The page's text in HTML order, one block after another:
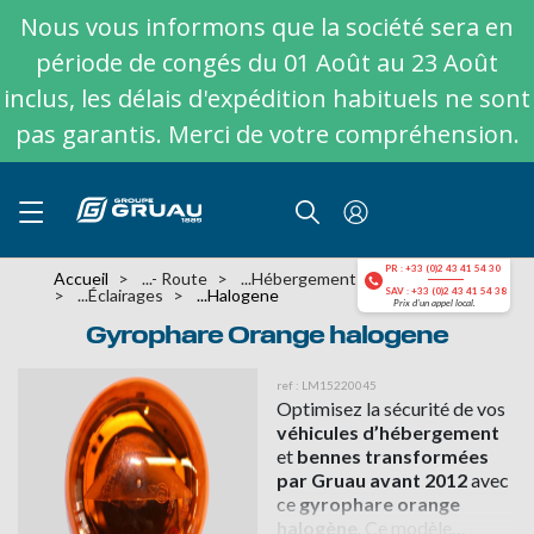
Nous vous informons que la société sera en
période de congés du 01 Août au 23 Août
inclus, les délais d'expédition habituels ne sont
pas garantis. Merci de votre compréhension.
PR : +33 (0)2 43 41 54 30
SAV : +33 (0)2 43 41 54 38
Prix d'un appel local.
Accueil ...- Route
...hébergement
...éclairages
...halogene
Gyrophare Orange halogene
ref : LM15220045
Optimisez la sécurité de vos
véhicules d’hébergement
et bennes transformées
par Gruau avant 2012avec
ce gyrophare orange
halogène
. Ce modèle